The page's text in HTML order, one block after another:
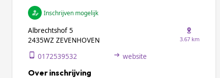
Inschrijven mogelijk
Albrechtshof 5
2435WZ ZEVENHOVEN
3.67 km
0172539532 website
Over inschrijving